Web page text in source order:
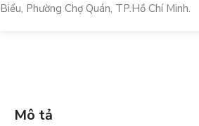
Biểu, Phường Chợ Quán, TP.Hồ Chí Minh.
Mô tả